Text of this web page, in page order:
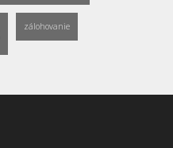
zálohovanie